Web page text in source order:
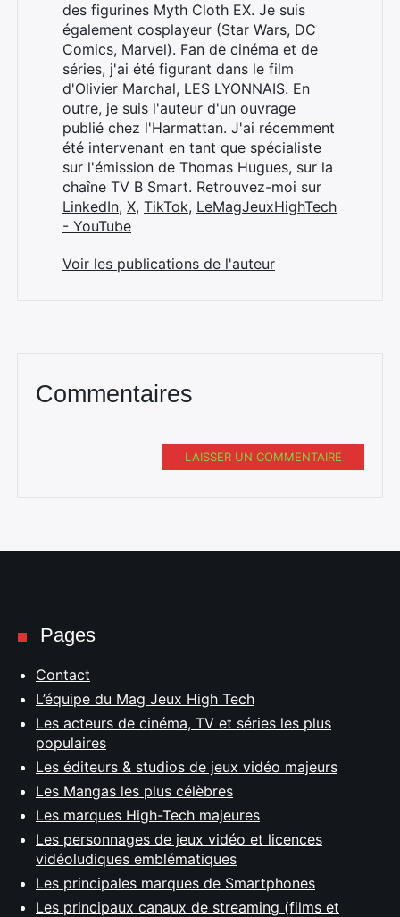
des figurines Myth Cloth EX. Je suis
également cosplayeur (Star Wars, DC
Comics, Marvel). Fan de cinéma et de
séries, j'ai été figurant dans le film
d'Olivier Marchal, LES LYONNAIS. En
outre, je suis l'auteur d'un ouvrage
publié chez l'Harmattan. J'ai récemment
été intervenant en tant que spécialiste
sur l'émission de Thomas Hugues, sur la
chaîne TV B Smart. Retrouvez-moi sur
LinkedIn, X, TikTok, LeMagJeuxHighTech
- YouTube
Voir les publications de l'auteur
Commentaires
LAISSER UN COMMENTAIRE
Pages
Contact
L’équipe du Mag Jeux High Tech
Les acteurs de cinéma, TV et séries les plus
populaires
Les éditeurs & studios de jeux vidéo majeurs
Les Mangas les plus célèbres
Les marques High-Tech majeures
Les personnages de jeux vidéo et licences
vidéoludiques emblématiques
Les principales marques de Smartphones
Les principaux canaux de streaming (films et